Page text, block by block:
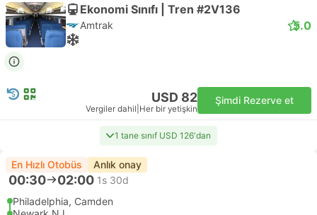
Ekonomi Sınıfı | Tren #2V136
Amtrak 5.0
USD 82
Vergiler dahil Her bir yetişkin
Şimdi Rezerve et
1 tane sınıf USD 126'dan
En Hızlı Otobüs Anlık onay
00:30 02:00 1s 30d
Philadelphia, Camden